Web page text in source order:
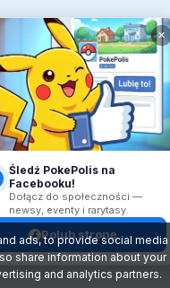
✕
Śledź PokePolis na
Facebooku!
Dołącz do społeczności —
newsy, eventy i rarytasy.
Polub stronę
ads, to provide social media
share information about your
and analytics partners.